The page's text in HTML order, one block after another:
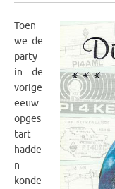
Toen
we de
party
in de
vorige
eeuw
opges
tart
hadde
n
konde